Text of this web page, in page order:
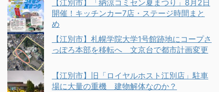
【江別市】「納涼コミセン夏まつり」8月2日
開催！キッチンカー7店・ステージ時間まと
め
【江別市】札幌学院大学1号館跡地にコープさ
っぽろ本部を移転へ 文京台で都市計画変更
【江別市】旧「ロイヤルホスト江別店」駐車
場に大量の重機 建物解体なのか？